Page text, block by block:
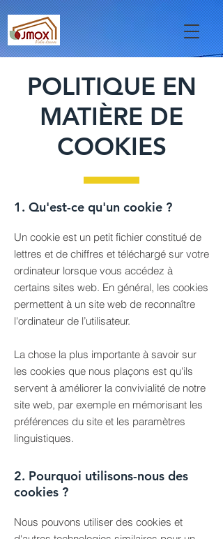
POLITIQUE EN
MATIÈRE DE
COOKIES
1. Qu'est-ce qu'un cookie ?
Un cookie est un petit fichier constitué de
lettres et de chiffres et téléchargé sur votre
ordinateur lorsque vous accédez à
certains sites web. En général, les cookies
permettent à un site web de reconnaître
l'ordinateur de l’utilisateur.
La chose la plus importante à savoir sur
les cookies que nous plaçons est qu'ils
servent à améliorer la convivialité de notre
site web, par exemple en mémorisant les
préférences du site et les paramètres
linguistiques.
2. Pourquoi utilisons-nous des
cookies ?
Nous pouvons utiliser des cookies et